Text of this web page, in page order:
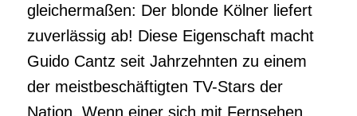
gleichermaßen: Der blonde Kölner liefert
zuverlässig ab! Diese Eigenschaft macht
Guido Cantz seit Jahrzehnten zu einem
der meistbeschäftigten TV-Stars der
Nation. Wenn einer sich mit Fernsehen